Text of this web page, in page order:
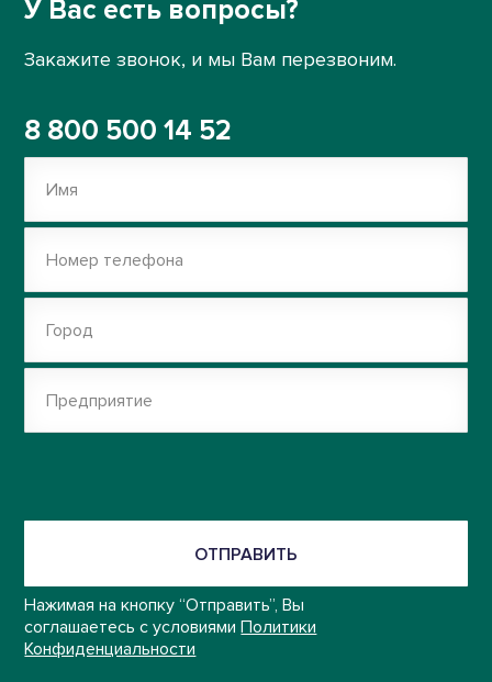
У Вас есть вопросы?
Закажите звонок, и мы Вам перезвоним.
8 800 500 14 52
Имя
Номер телефона
Город
Предприятие
ОТПРАВИТЬ
Нажимая на кнопку “Отправить”, Вы
соглашаетесь с условиямиПолитики
Конфиденциальности